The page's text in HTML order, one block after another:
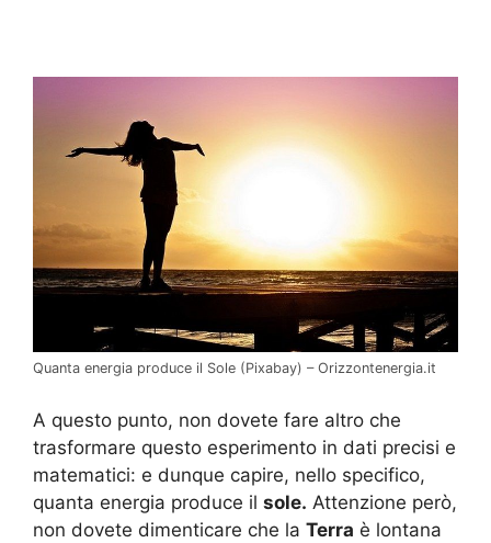
Quanta energia produce il Sole (Pixabay) – Orizzontenergia.it
A questo punto, non dovete fare altro che
trasformare questo esperimento in dati precisi e
matematici: e dunque capire, nello specifico,
quanta energia produce il sole. Attenzione però,
non dovete dimenticare che la Terra è lontana